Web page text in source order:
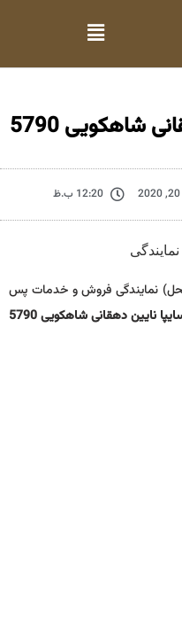
شاهکویی 5790
12:20 ب.ظ
نمایندگی فروش و خدمات پس
نایین دهقانی شاهکویی 5790